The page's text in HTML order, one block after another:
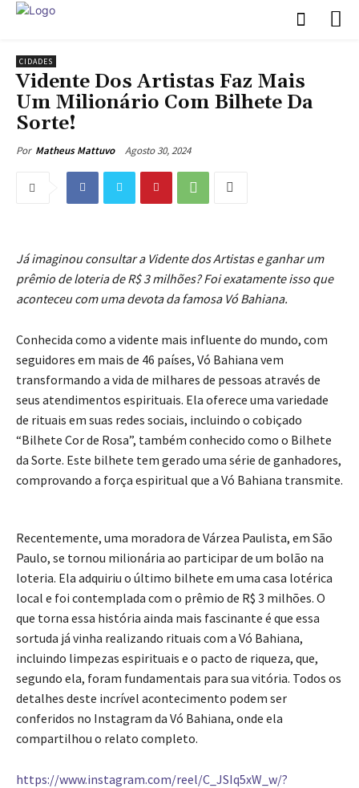
CIDADES
Vidente Dos Artistas Faz Mais
Um Milionário Com Bilhete Da
Sorte!
Por Matheus Mattuvo Agosto 30, 2024
Já imaginou consultar a Vidente dos Artistas e ganhar um
prêmio de loteria de R$ 3 milhões? Foi exatamente isso que
aconteceu com uma devota da famosa Vó Bahiana.
Conhecida como a vidente mais influente do mundo, com
seguidores em mais de 46 países, Vó Bahiana vem
transformando a vida de milhares de pessoas através de
seus atendimentos espirituais. Ela oferece uma variedade
de rituais em suas redes sociais, incluindo o cobiçado
“Bilhete Cor de Rosa”, também conhecido como o Bilhete
da Sorte. Este bilhete tem gerado uma série de ganhadores,
comprovando a força espiritual que a Vó Bahiana transmite.
Recentemente, uma moradora de Várzea Paulista, em São
Paulo, se tornou milionária ao participar de um bolão na
loteria. Ela adquiriu o último bilhete em uma casa lotérica
local e foi contemplada com o prêmio de R$ 3 milhões. O
que torna essa história ainda mais fascinante é que essa
sortuda já vinha realizando rituais com a Vó Bahiana,
incluindo limpezas espirituais e o pacto de riqueza, que,
segundo ela, foram fundamentais para sua vitória. Todos os
detalhes deste incrível acontecimento podem ser
conferidos no Instagram da Vó Bahiana, onde ela
compartilhou o relato completo.
https://www.instagram.com/reel/C_JSIq5xW_w/?